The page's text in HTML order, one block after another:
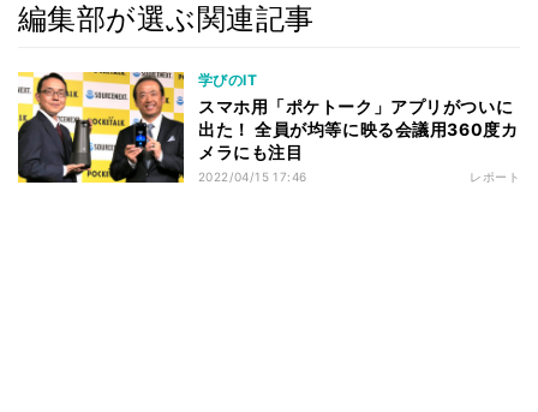
編集部が選ぶ関連記事
学びのIT
スマホ用「ポケトーク」アプリがついに
出た！ 全員が均等に映る会議用360度カ
メラにも注目
2022/04/15 17:46 レポート